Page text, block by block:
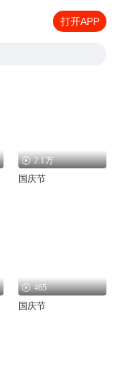
打开APP
2.1万
国庆节
465
国庆节